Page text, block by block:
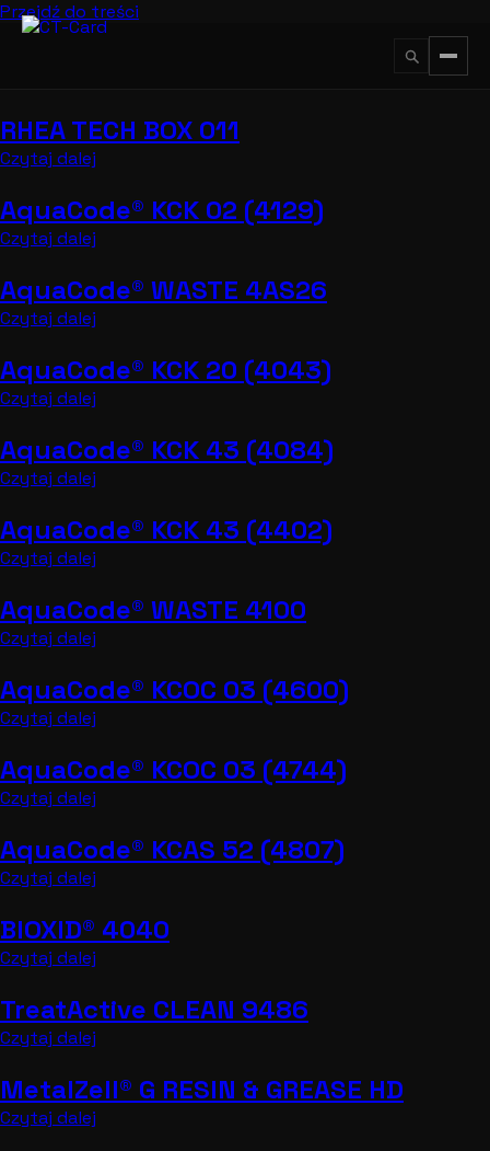
Przejdź do treści
RHEA TECH BOX 011
Czytaj dalej
AquaCode® KCK 02 (4129)
Czytaj dalej
AquaCode® WASTE 4AS26
Czytaj dalej
AquaCode® KCK 20 (4043)
Czytaj dalej
AquaCode® KCK 43 (4084)
Czytaj dalej
AquaCode® KCK 43 (4402)
Czytaj dalej
AquaCode® WASTE 4100
Czytaj dalej
AquaCode® KCOC 03 (4600)
Czytaj dalej
AquaCode® KCOC 03 (4744)
Czytaj dalej
AquaCode® KCAS 52 (4807)
Czytaj dalej
BIOXID® 4040
Czytaj dalej
TreatActive CLEAN 9486
Czytaj dalej
MetalZell® G RESIN & GREASE HD
Czytaj dalej